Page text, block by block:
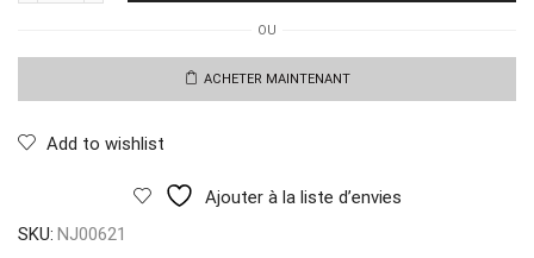
Sole
OU
ACHETER MAINTENANT
Add to wishlist
Ajouter à la liste d’envies
SKU: NJ00621